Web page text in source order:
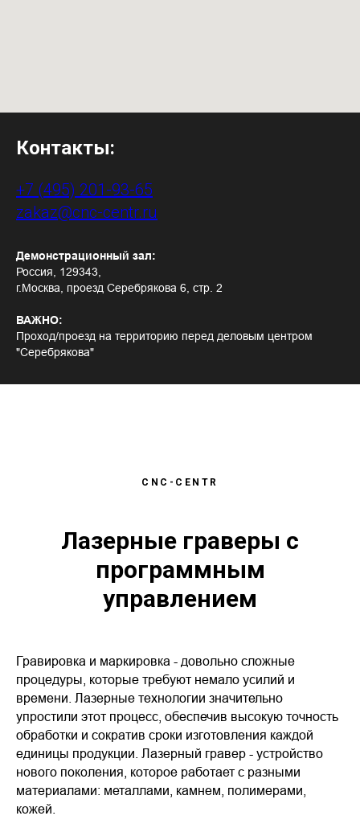
Контакты:
+7 (495) 201-93-65
zakaz@cnc-centr.ru
Демонстрационный зал:
Россия, 129343,
г.Москва, проезд Серебрякова 6, стр. 2
ВАЖНО:
Проход/проезд на территорию перед деловым центром
"Серебрякова"
CNC-CENTR
Лазерные граверы с
программным
управлением
Гравировка и маркировка - довольно сложные
процедуры, которые требуют немало усилий и
времени. Лазерные технологии значительно
упростили этот процесс, обеспечив высокую точность
обработки и сократив сроки изготовления каждой
единицы продукции. Лазерный гравер - устройство
нового поколения, которое работает с разными
материалами: металлами, камнем, полимерами,
кожей.